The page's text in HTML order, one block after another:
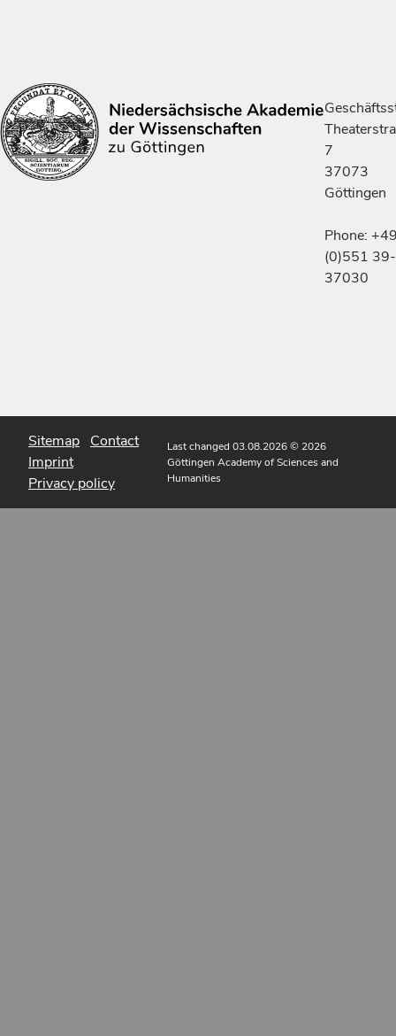
7
37073
Göttingen
Phone:
(0)551 39-
37030
Sitemap Contact
Imprint
Privacy policy
Last changed 03.08.2026© 2026
Göttingen Academy of Sciences and
Humanities